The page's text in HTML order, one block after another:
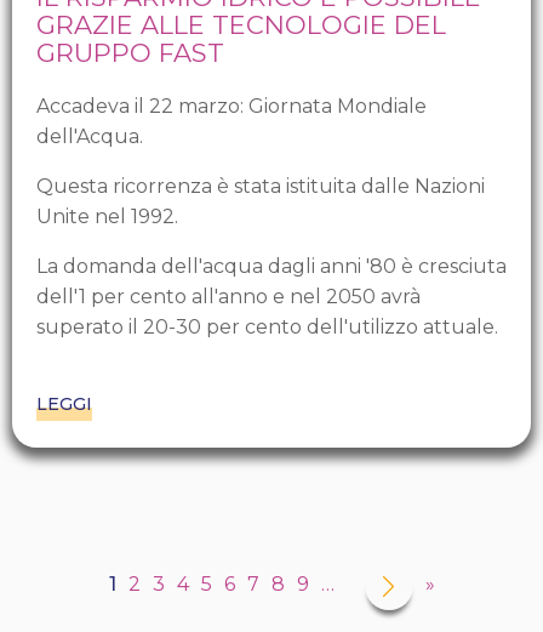
GRAZIE ALLE TECNOLOGIE DEL
GRUPPO FAST
Accadeva il 22 marzo: Giornata Mondiale
dell'Acqua.
Questa ricorrenza è stata istituita dalle Nazioni
Unite nel 1992.
La domanda dell'acqua dagli anni '80 è cresciuta
dell'1 per cento all'anno e nel 2050 avrà
superato il 20-30 per cento dell'utilizzo attuale.
LEGGI
Pagina
1 Pagina
2 Pagina
3 Pagina
4 Pagina
5 Pagina
6 Pagina
7 Pagina
8 Pagina
9 …
Pagina
successiva
Ultima
»